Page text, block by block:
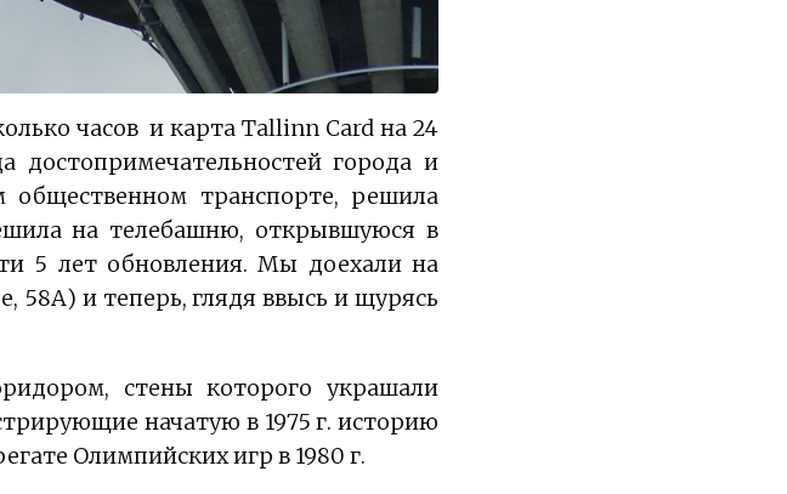
часов и карта Tallinn Card на 24
города и
общественном транспорте, решила
на телебашню, открывшуюся в
5 лет обновления. Мы доехали на
58A) и теперь, глядя ввысь и щурясь
стены которого украшали
начатую в 1975 г. историю
Олимпийских игр в 1980 г.